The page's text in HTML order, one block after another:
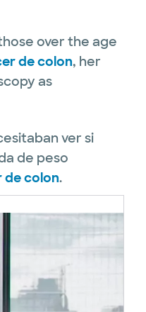
over the age
de colon, her
as
ver si
de peso
de colon.